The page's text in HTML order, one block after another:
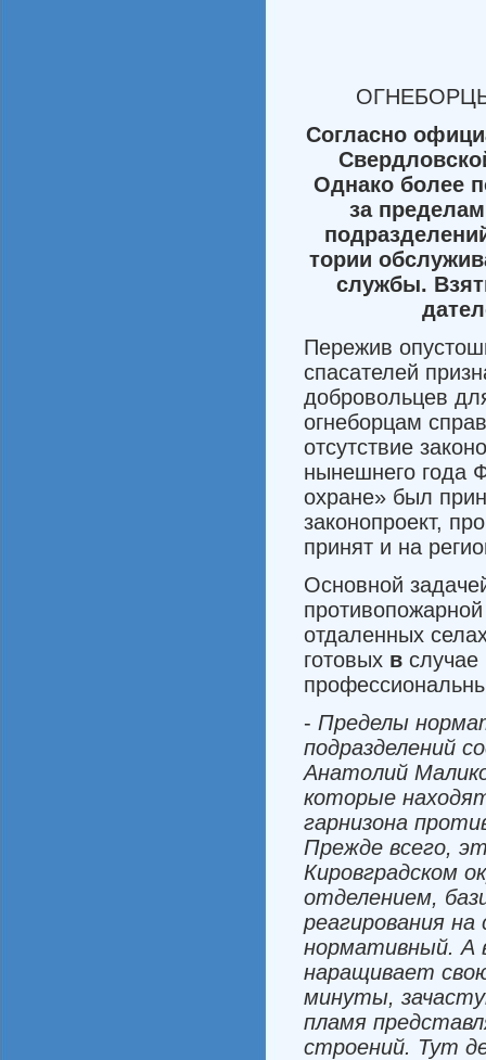
Согласно
Однако более
за
тории
службы.
Пережив
спасателей
добровольцев
огнеборцам
отсутствие
нынешнего года
охране» был
законопроект,
принят и на
Основной
отдаленных
готовых в
- Пределы
подразделений
Анатолий
которые
гарнизона
Прежде всего,
Кировградском
отделением,
реагирования на
нормативный.А
наращивает
минуты,
пламя
строений. Тут